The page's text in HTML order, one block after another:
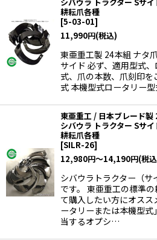
耕耘爪各種
[5-03-01]
11,990円(税込)
東亜重工製 24本組 ナタ
サイド 必ず、適用型式
式、爪の本数、爪刻印
式 本機型式ロータリー
東亜重工 / 日本ブレード製
シバウラ トラクター Sサイ
耕耘爪各種
[SILR-26]
12,980円～14,190円(税
シバウラトラクター（
です。 東亜重工の標準
て購入したい方にオスス
ータリーまたは本機型
当するオプシ…